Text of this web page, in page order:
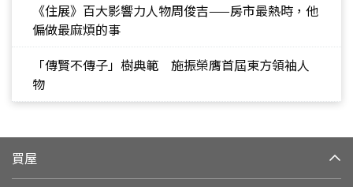
《住展》百大影響力人物周俊吉——房市最熱時，他
偏做最麻煩的事
「傳賢不傳子」樹典範 施振榮膺首屆東方領袖人
物
買屋